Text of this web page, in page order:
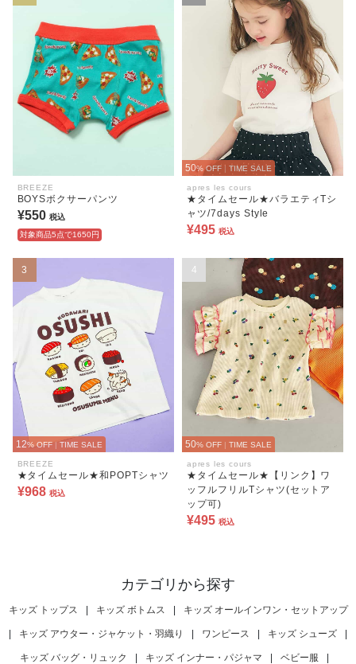
BREEZE
BOYSボクサーパンツ
¥550 税込
対象商品5点で1650円
50% OFF | TIME SALE
apres les cours
★タイムセール★バラエティTシ
ャツ/7days Style
¥495 税込
3
12% OFF | TIME SALE
BREEZE
★タイムセール★和POPTシャツ
¥968 税込
4
50% OFF | TIME SALE
apres les cours
★タイムセール★【リンク】ワ
ッフルフリルTシャツ(セットア
ップ可)
¥495 税込
カテゴリから探す
キッズ トップス | キッズ ボトムス | キッズ オールインワン・セットアップ
| キッズ アウター・ジャケット・羽織り | ワンピース | キッズ シューズ |
キッズ バッグ・リュック | キッズ インナー・パジャマ | ベビー服 |